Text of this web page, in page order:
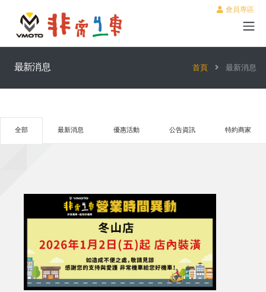
會員專區
最新消息 首頁 最新消息
全部 最新消息 優惠活動 公告資訊 特約商家